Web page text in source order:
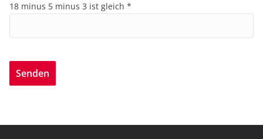
18 minus 5 minus 3 ist gleich *